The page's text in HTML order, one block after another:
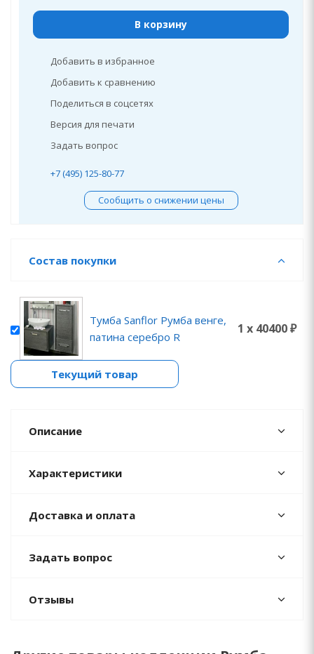
В корзину
Добавить в избранное
Добавить к сравнению
Поделиться в соцсетях
Версия для печати
Задать вопрос
+7 (495) 125-80-77
Сообщить о снижении цены
Состав покупки
Тумба Sanflor Румба венге,
патина серебро R
1 x 40400 ₽
Текущий товар
Описание
Характеристики
Доставка и оплата
Задать вопрос
Отзывы